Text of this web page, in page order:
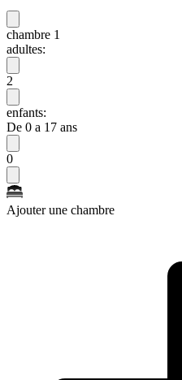
chambre 1
adultes:
2
enfants:
De 0 a 17 ans
0
Ajouter une chambre